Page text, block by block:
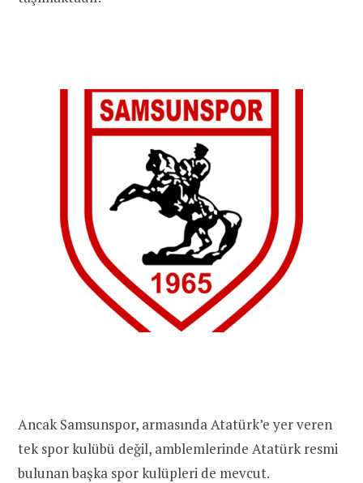
Ancak Samsunspor, armasında Atatürk’e yer veren
tek spor kulübü değil, amblemlerinde Atatürk resmi
bulunan başka spor kulüpleri de mevcut.